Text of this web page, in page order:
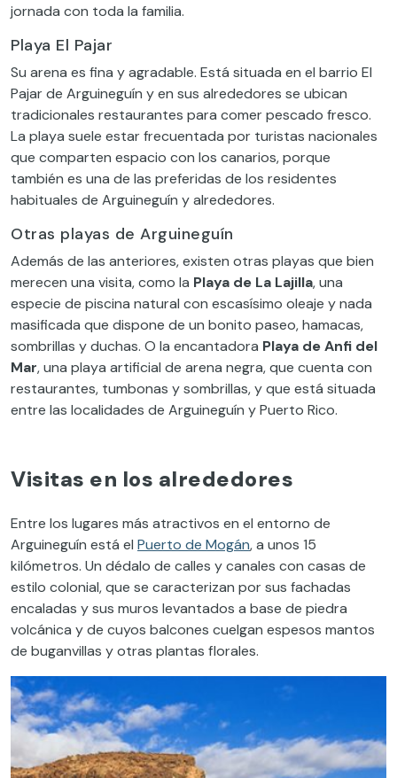
jornada con toda la familia.
Playa El Pajar
Su arena es fina y agradable. Está situada en el barrio El
Pajar de Arguineguín y en sus alrededores se ubican
tradicionales restaurantes para comer pescado fresco.
La playa suele estar frecuentada por turistas nacionales
que comparten espacio con los canarios, porque
también es una de las preferidas de los residentes
habituales de Arguineguín y alrededores.
Otras playas de Arguineguín
Además de las anteriores, existen otras playas que bien
merecen una visita, como la Playa de La Lajilla, una
especie de piscina natural con escasísimo oleaje y nada
masificada que dispone de un bonito paseo, hamacas,
sombrillas y duchas. O la encantadora Playa de Anfi del
Mar, una playa artificial de arena negra, que cuenta con
restaurantes, tumbonas y sombrillas, y que está situada
entre las localidades de Arguineguín y Puerto Rico.
Visitas en los alrededores
Entre los lugares más atractivos en el entorno de
Arguineguín está el Puerto de Mogán, a unos 15
kilómetros. Un dédalo de calles y canales con casas de
estilo colonial, que se caracterizan por sus fachadas
encaladas y sus muros levantados a base de piedra
volcánica y de cuyos balcones cuelgan espesos mantos
de buganvillas y otras plantas florales.